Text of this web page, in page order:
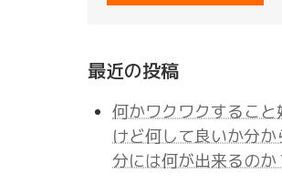
最近の投稿
何かワクワクすること
けど何して良いか分か
分には何が出来るのか